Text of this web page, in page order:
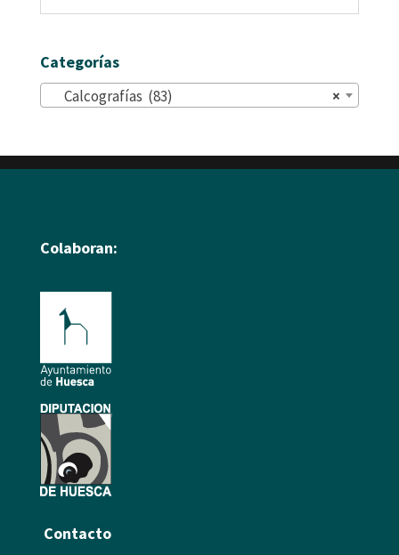
Categorías
×
Calcografías (83)
Colaboran:
Contacto